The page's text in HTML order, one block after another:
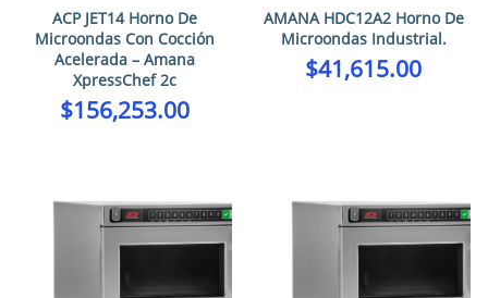
ACP JET14 Horno De
Microondas Con Cocción
Acelerada – Amana
XpressChef 2c
$156,253.00
AMANA HDC12A2 Horno De
Microondas Industrial.
$41,615.00